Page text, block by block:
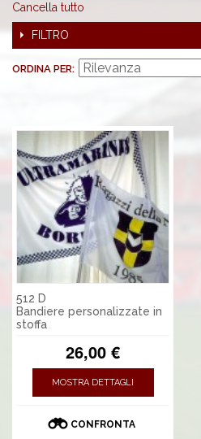
Cancella tutto
FILTRO
ORDINA PER
512 D
Bandiere personalizzate in
stoffa
26,00 €
MOSTRA DETTAGLI
CONFRONTA